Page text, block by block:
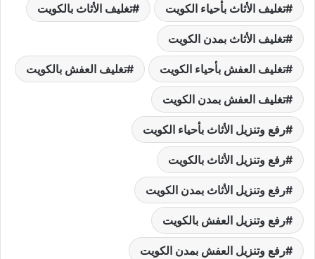
تغليف الأثاث بأحياء الكويت تغليف الأثاث بالكويت
تغليف الأثاث بمدن الكويت
تغليف العفش بأحياء الكويت تغليف العفش بالكويت
تغليف العفش بمدن الكويت
رفع وتنزيل الأثاث بأحياء الكويت
رفع وتنزيل الأثاث بالكويت
رفع وتنزيل الأثاث بمدن الكويت
رفع وتنزيل العفش بالكويت
رفع وتنزيل العفش بمدن الكويت